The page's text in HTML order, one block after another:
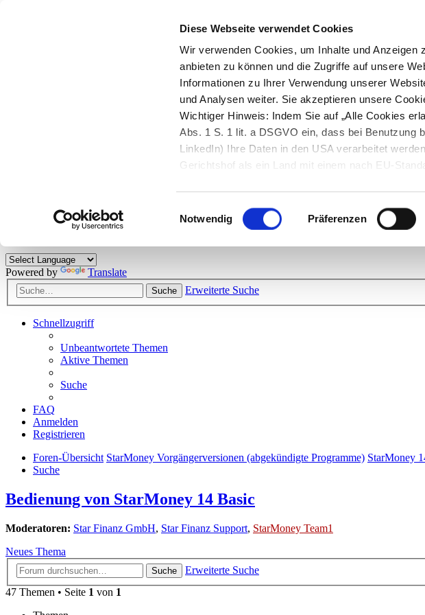
Diese Webseite verwendet Cookies
Wir verwenden Cookies, um Inhalte und
anbieten zu können und die Zugriffe auf unsere
Informationen zu Ihrer Verwendung unserer
und Analysen weiter. Sie akzeptieren unsere
Wichtiger Hinweis: Indem Sie auf „Alle Cookies
Abs. 1 S. 1 lit. a DSGVO ein, dass bei Benutzung
LinkedIn) Ihre Daten in den USA verarbeitet
Gerichtshof als ein Land mit einem nach EU-
Einwilligungsauswahl
Notwendig Präferenzen
Herzlich willkommen!
Kunden viele nützliche Hilfestellungen und interessante Tipps und Tricks. Stellen Sie Ihre
Powered by Translate
Suche Erweiterte Suche
Schnellzugriff
Unbeantwortete Themen
Aktive Themen
Suche
FAQ
Anmelden
Registrieren
Foren-Übersicht StarMoney Vorgängerversionen (abgekündigte Programme) StarMoney
Suche
Bedienung von StarMoney 14 Basic
Moderatoren: Star Finanz GmbH, Star Finanz Support, StarMoney Team1
Neues Thema
Suche
Erweiterte Suche
47 Themen • Seite 1 von 1